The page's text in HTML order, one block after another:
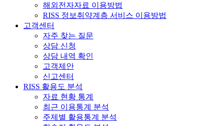
해외전자자료 이용방법
RISS 정보취약계층 서비스 이용방법
고객센터
자주 찾는 질문
상담 신청
상담 내역 확인
고객제안
신고센터
RISS 활용도 분석
자료 현황 통계
최근 이용통계 분석
주제별 활용통계 분석